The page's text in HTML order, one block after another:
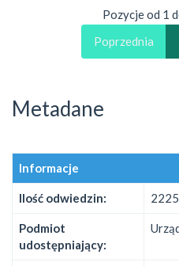
Pozycje od 1
Poprzednia
Metadane
Informacje
Ilość odwiedzin: 2225
Podmiot
udostępniający: